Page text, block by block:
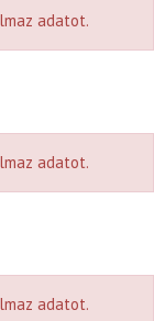
adatot.
adatot.
adatot.